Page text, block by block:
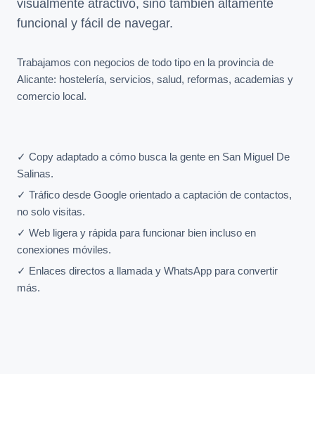
visualmente atractivo, sino también altamente
funcional y fácil de navegar.
Trabajamos con negocios de todo tipo en la provincia de
Alicante: hostelería, servicios, salud, reformas, academias y
comercio local.
✓ Copy adaptado a cómo busca la gente en San Miguel De
Salinas.
✓ Tráfico desde Google orientado a captación de contactos,
no solo visitas.
✓ Web ligera y rápida para funcionar bien incluso en
conexiones móviles.
✓ Enlaces directos a llamada y WhatsApp para convertir
más.